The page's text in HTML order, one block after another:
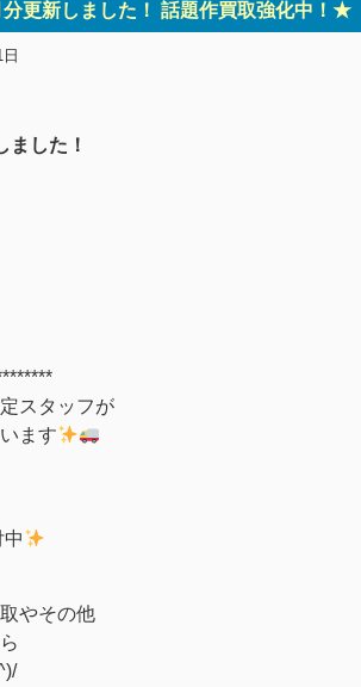
更新しました！ 話題作買取強化中！★
ました！
スタッフが
ます
やその他